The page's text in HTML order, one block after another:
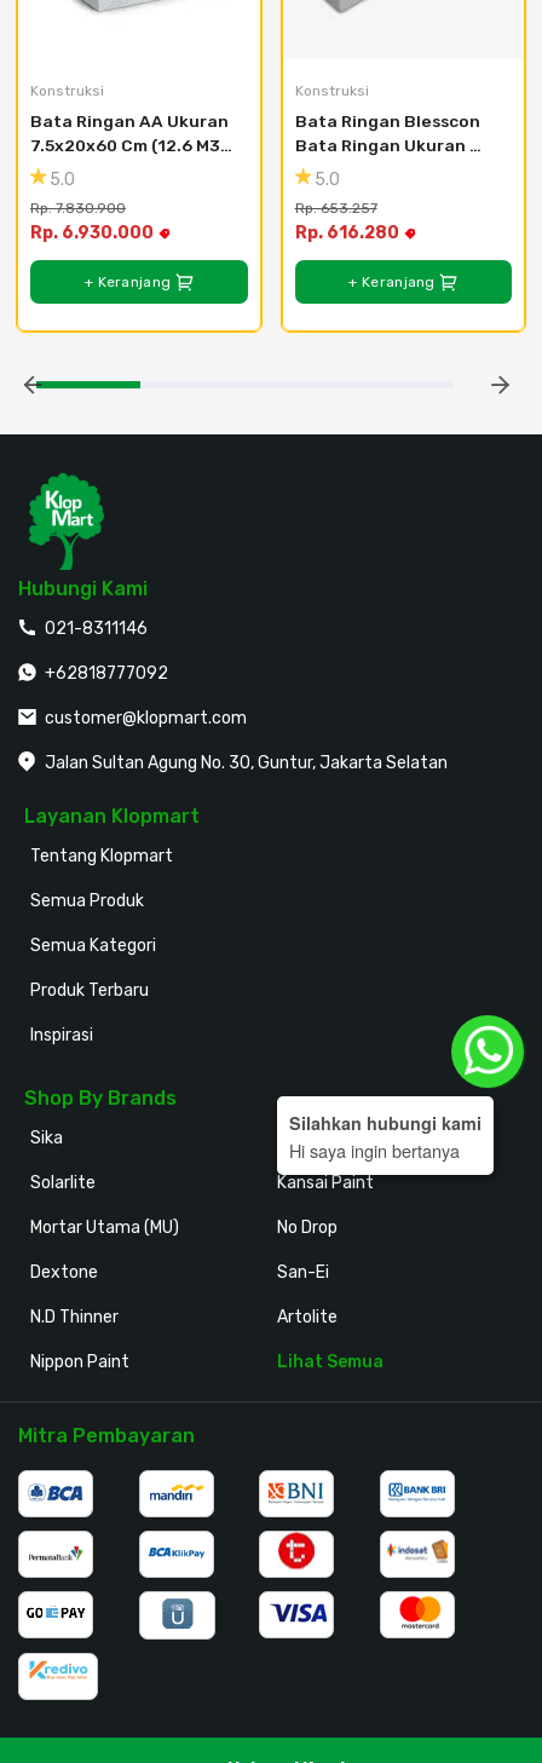
Konstruksi
Bata Ringan AA Ukuran
7.5x20x60 Cm (12.6 M3)
- Area Kota Tangerang
5.0
Rp. 7.830.900
Rp. 6.930.000
+ Keranjang
Konstruksi
Bata Ringan Blesscon
Bata Ringan Ukuran
60x20x10 cm (47.52 m3)
5.0
Rp. 653.257
Rp. 616.280
+ Keranjang
Hubungi Kami
021-8311146
+62818777092
customer@klopmart.com
Jalan Sultan Agung No. 30, Guntur, Jakarta Selatan
Layanan Klopmart
Tentang Klopmart
Semua Produk
Semua Kategori
Produk Terbaru
Inspirasi
Shop By Brands
Sika
Solarlite
Mortar Utama (MU)
Dextone
N.D Thinner
Nippon Paint
Kansai Paint
No Drop
San-Ei
Artolite
Lihat Semua
Mitra Pembayaran
Silahkan hubungi kami
Hi saya ingin bertanya